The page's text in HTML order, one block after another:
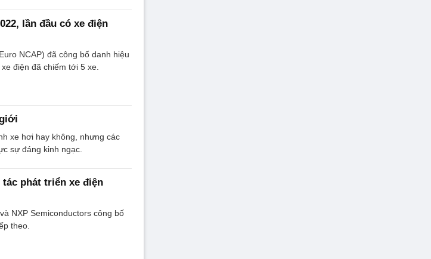
lần đầu có xe điện
NCAP) đã công bố danh hiệu
điện đã chiếm tới 5 xe.
xe hơi hay không, nhưng các
sự đáng kinh ngạc.
phát triển xe điện
NXP Semiconductors công bố
theo.